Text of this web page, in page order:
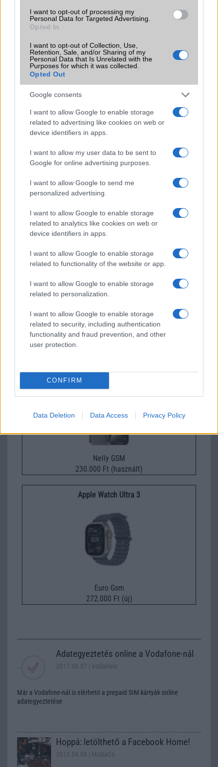
I want to opt-out of processing my
Personal Data for Targeted Advertising.
Opted In
I want to opt-out of Collection, Use,
Retention, Sale, and/or Sharing of my
Personal Data that Is Unrelated with the
Purposes for which it was collected.
Opted Out
Google consents
I want to allow Google to enable storage
related to advertising like cookies on web or
device identifiers in apps.
I want to allow my user data to be sent to
Google for online advertising purposes.
I want to allow Google to send me
personalized advertising.
I want to allow Google to enable storage
related to analytics like cookies on web or
device identifiers in apps.
I want to allow Google to enable storage
related to functionality of the website or app.
I want to allow Google to enable storage
related to personalization.
I want to allow Google to enable storage
related to security, including authentication
functionality and fraud prevention, and other
user protection.
CONFIRM
Data Deletion Data Access Privacy Policy
Flight mode Van
Terület
Funkciók DCI-P3
Brand Nincs
Védelem Nincs
1,20
N/A = Nincs adat. Legutóbbi frissítés: 2026-07-13 19:00:00
Új és Használt GSM kiemelt ajánlatok
Apple iPhone 16
Euro Gsm
247.000 Ft (új)
Nelly GSM
230.000 Ft (használt)
Apple Watch Ultra 3
Euro Gsm
272.000 Ft (új)
Adategyeztetés online a Vodafone-nál
2017.06.07 | Vodafone
Már a Vodafone-nál is elérhető a prepaid SIM kártyák online
adategyeztetése
Hoppá: letölthető a Facebook Home!
2013.04.08 | MoDaCo